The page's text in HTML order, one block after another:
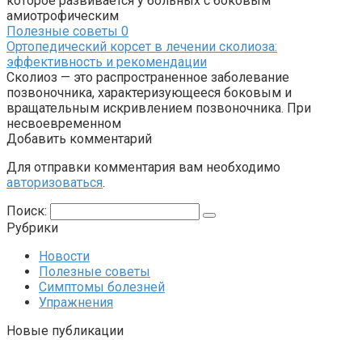
амиотрофическим
Полезные советы 0
Ортопедический корсет в лечении сколиоза:
эффективность и рекомендации
Сколиоз — это распространенное заболевание
позвоночника, характеризующееся боковым и
вращательным искривлением позвоночника. При
несвоевременном
Добавить комментарий
Для отправки комментария вам необходимо
авторизоваться.
Поиск:
Рубрики
Новости
Полезные советы
Симптомы болезней
Упражнения
Новые публикации